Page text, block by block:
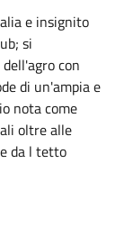
e insignito
si
con
di un'ampia e
nota come
oltre alle
da l tetto